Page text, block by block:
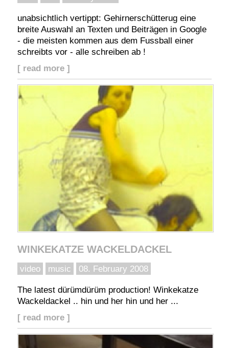
unabsichtlich vertippt: Gehirnerschütterug eine
breite Auswahl an Texten und Beiträgen in Google
- die meisten kommen aus dem Fussball einer
schreibts vor - alle schreiben ab !
[ read more ]
WINKEKATZE WACKELDACKEL
video music 08. February 2008
The latest dürümdürüm production! Winkekatze
Wackeldackel .. hin und her hin und her ...
[ read more ]